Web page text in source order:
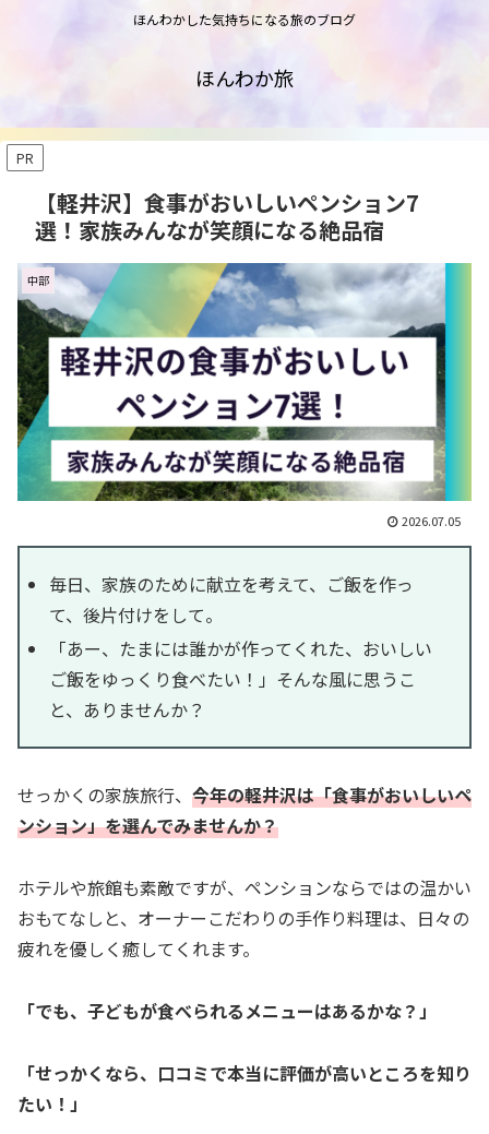
ほんわかした気持ちになる旅のブログ
ほんわか旅
PR
【軽井沢】食事がおいしいペンション7
選！家族みんなが笑顔になる絶品宿
中部
2026.07.05
毎日、家族のために献立を考えて、ご飯を作っ
て、後片付けをして。
「あー、たまには誰かが作ってくれた、おいしい
ご飯をゆっくり食べたい！」そんな風に思うこ
と、ありませんか？
せっかくの家族旅行、 今年の軽井沢は「食事がおいしいペ
ンション」を選んでみませんか？
ホテルや旅館も素敵ですが、ペンションならではの温かい
おもてなしと、オーナーこだわりの手作り料理は、日々の
疲れを優しく癒してくれます。
「でも、子どもが食べられるメニューはあるかな？」
「せっかくなら、口コミで本当に評価が高いところを知り
たい！」